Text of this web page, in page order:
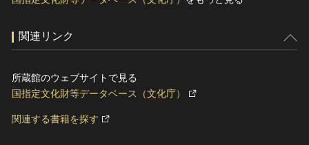
関連リンク
所蔵館のウェブサイトで見る
国指定文化財等データベース（文化庁）
関連する書籍を探す